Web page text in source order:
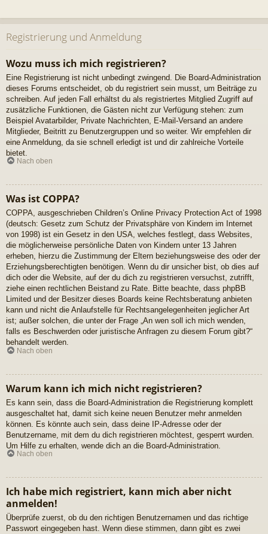
Registrierung und Anmeldung
Wozu muss ich mich registrieren?
Eine Registrierung ist nicht unbedingt zwingend. Die Board-Administration
dieses Forums entscheidet, ob du registriert sein musst, um Beiträge zu
schreiben. Auf jeden Fall erhältst du als registriertes Mitglied Zugriff auf
zusätzliche Funktionen, die Gästen nicht zur Verfügung stehen: zum
Beispiel Avatarbilder, Private Nachrichten, E-Mail-Versand an andere
Mitglieder, Beitritt zu Benutzergruppen und so weiter. Wir empfehlen dir
eine Anmeldung, da sie schnell erledigt ist und dir zahlreiche Vorteile
bietet.
Nach oben
Was ist COPPA?
COPPA, ausgeschrieben Children’s Online Privacy Protection Act of 1998
(deutsch: Gesetz zum Schutz der Privatsphäre von Kindern im Internet
von 1998) ist ein Gesetz in den USA, welches festlegt, dass Websites,
die möglicherweise persönliche Daten von Kindern unter 13 Jahren
erheben, hierzu die Zustimmung der Eltern beziehungsweise des oder der
Erziehungsberechtigten benötigen. Wenn du dir unsicher bist, ob dies auf
dich oder die Website, auf der du dich zu registrieren versuchst, zutrifft,
ziehe einen rechtlichen Beistand zu Rate. Bitte beachte, dass phpBB
Limited und der Besitzer dieses Boards keine Rechtsberatung anbieten
kann und nicht die Anlaufstelle für Rechtsangelegenheiten jeglicher Art
ist; außer solchen, die unter der Frage „An wen soll ich mich wenden,
falls es Beschwerden oder juristische Anfragen zu diesem Forum gibt?“
behandelt werden.
Nach oben
Warum kann ich mich nicht registrieren?
Es kann sein, dass die Board-Administration die Registrierung komplett
ausgeschaltet hat, damit sich keine neuen Benutzer mehr anmelden
können. Es könnte auch sein, dass deine IP-Adresse oder der
Benutzername, mit dem du dich registrieren möchtest, gesperrt wurden.
Um Hilfe zu erhalten, wende dich an die Board-Administration.
Nach oben
Ich habe mich registriert, kann mich aber nicht
anmelden!
Überprüfe zuerst, ob du den richtigen Benutzernamen und das richtige
Passwort eingegeben hast. Wenn diese stimmen, dann gibt es zwei